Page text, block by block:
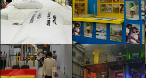
1st (First)
1st (First)
Sara Menegatti